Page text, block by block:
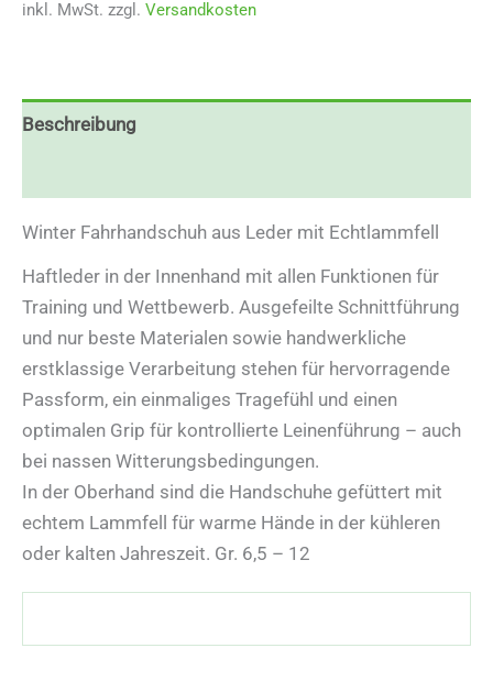
inkl. MwSt. zzgl. Versandkosten
Beschreibung
Winter Fahrhandschuh aus Leder mit Echtlammfell
Haftleder in der Innenhand mit allen Funktionen für
Training und Wettbewerb. Ausgefeilte Schnittführung
und nur beste Materialen sowie handwerkliche
erstklassige Verarbeitung stehen für hervorragende
Passform, ein einmaliges Tragefühl und einen
optimalen Grip für kontrollierte Leinenführung – auch
bei nassen Witterungsbedingungen.
In der Oberhand sind die Handschuhe gefüttert mit
echtem Lammfell für warme Hände in der kühleren
oder kalten Jahreszeit. Gr. 6,5 – 12